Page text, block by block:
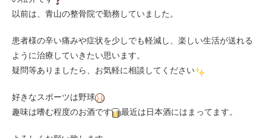
以前は、青山の整骨院で勤務していました。
患者様の辛い痛みや症状を少しでも軽減し、楽しい生活が送れる
ように治療していきたい思います。
疑問等ありましたら、お気軽に相談してください
好きなスポーツは野球
趣味は嗜む程度のお酒です
最近は日本酒にはまってます。